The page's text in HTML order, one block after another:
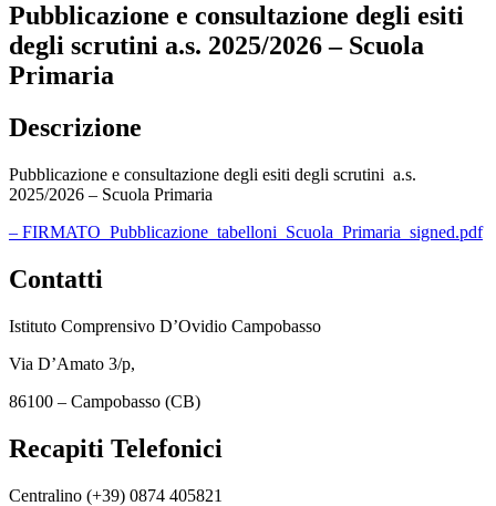
Pubblicazione e consultazione degli esiti
degli scrutini a.s. 2025/2026 – Scuola
Primaria
Descrizione
Pubblicazione e consultazione degli esiti degli scrutini a.s.
2025/2026 – Scuola Primaria
– FIRMATO_Pubblicazione_tabelloni_Scuola_Primaria_signed.pdf
Contatti
Istituto Comprensivo D’Ovidio Campobasso
Via D’Amato 3/p,
86100 – Campobasso (CB)
Recapiti Telefonici
Centralino (+39) 0874 405821